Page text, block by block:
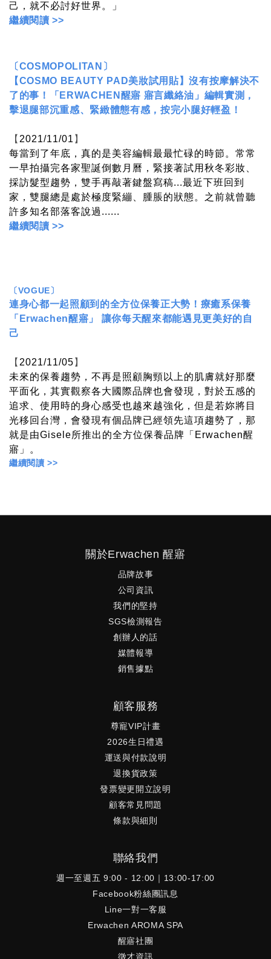
己，就不必討好世界。」
繼續閱讀 >>
〔COSMOPOLITAN 〕
【COSMO BEAUTY PAD美妝試用貼】沒有按摩解決不
了的事！「ERWACHEN醒寤 寤言纖絡油」編輯實測，
擊退腿部沉重感、緊緻體態有感，按完小腿好輕盈！
【 2021/11/01 】
每當到了年底，真的是美容編輯最最忙碌的時節。常常
一早拍攝完各家聖誕倒數月曆，緊接著試用秋冬彩妝、
採訪髮型趨勢，雙手再敲著鍵盤寫稿...最近下班回到
家，雙腿總是處於極度緊繃、腫脹的狀態。之前就曾聽
許多知名部落客說過......
繼續閱讀 >>
〔VOGUE〕
連身心都一起照顧到的全方位保養正大勢！療癒系保養
「Erwachen醒寤」 讓你每天醒來都能遇見更美好的自
己
【 2021/11/05 】
未來的保養趨勢，不再是照顧胸頸以上的肌膚就好那麼
平面化，其實觀察各大國際品牌也會發現，對於五感的
追求、使用時的身心感受也越來越強化，但是若妳將目
光移回台灣，會發現有個品牌已經領先這項趨勢了，那
就是由Gisele所推出的全方位保養品牌「Erwachen醒
寤」。
繼續閱讀 >>
關於Erwachen 醒寤
品牌故事
公司資訊
我們的堅持
SGS檢測報告
創辦人的話
媒體報導
銷售據點
顧客服務
尊寵VIP計畫
2026生日禮遇
運送與付款說明
退換貨政策
發票變更開立說明
顧客常見問題
條款與細則
聯絡我們
週一至週五 9:00 - 12:00｜13:00-17:00
Facebook粉絲團訊息
Line一對一客服
Erwachen AROMA SPA
醒寤社團
徵才資訊